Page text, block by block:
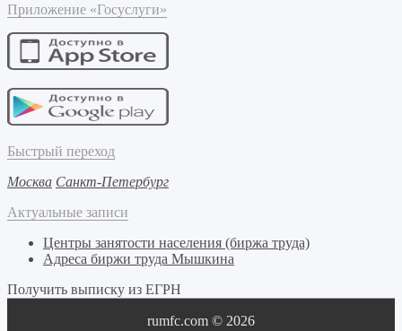
Приложение «Госуслуги»
Быстрый переход
Москва Санкт-Петербург
Актуальные записи
Центры занятости населения (биржа труда)
Адреса биржи труда Мышкина
Получить выписку из ЕГРН
rumfc.com © 2026